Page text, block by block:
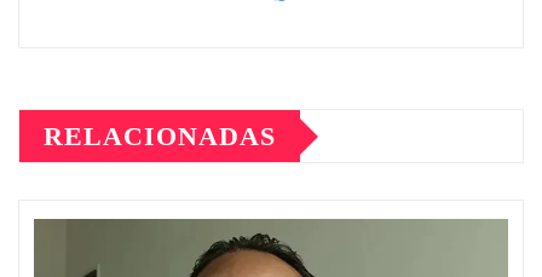
RELACIONADAS